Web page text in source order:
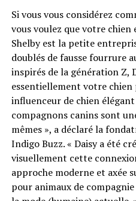
Si vous vous considérez
vous voulez que votre chien
Shelby est la petite
doublés de fausse fourrure
inspirés de la génération Z,
essentiellement votre
influenceur de chien
compagnons canins sont
mêmes », a déclaré la
Indigo Buzz. « Daisy a été
visuellement cette
approche moderne et axée
pour animaux de